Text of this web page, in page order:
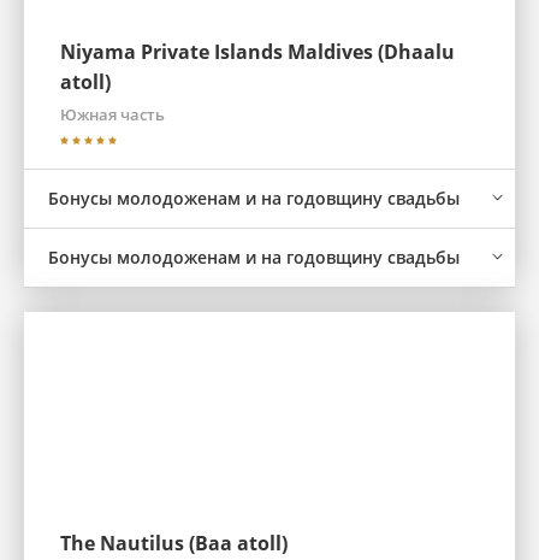
Niyama Private Islands Maldives (Dhaalu
atoll)
Южная часть
Бонусы молодоженам и на годовщину свадьбы
Бонусы молодоженам и на годовщину свадьбы
The Nautilus (Baa atoll)